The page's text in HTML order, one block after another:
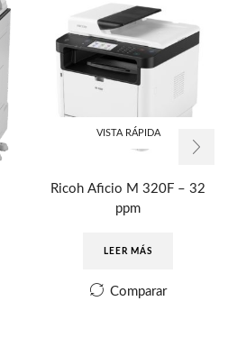
VISTA RÁPIDA
Ricoh Aficio M 320F – 32
ppm
LEER MÁS
Comparar